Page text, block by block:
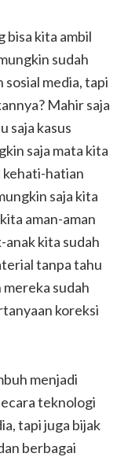
bisa kita ambil
sudah
sosial media, tapi
Mahir saja
saja kasus
saja mata kita
hatian
saja kita
aman-aman
anak kita sudah
tanpa tahu
sudah
koreksi
menjadi
teknologi
tapi juga bijak
berbagai